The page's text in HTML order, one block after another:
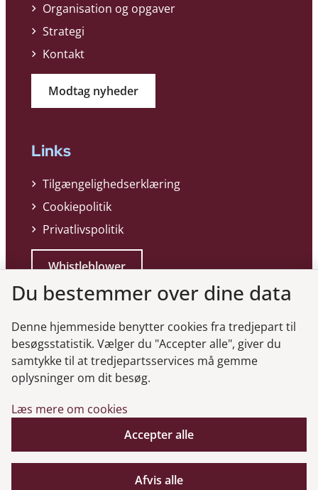
Organisation og opgaver
Strategi
Kontakt
Modtag nyheder
Links
Tilgængelighedserklæring
Cookiepolitik
Privatlivspolitik
Whistleblower
Genveje
Gå til virksomhedsregisteret
Gå til selskabsmeddelelser
Du bestemmer over dine data
Denne hjemmeside benytter cookies fra tredjepart til
besøgsstatistik. Vælger du "Accepter alle", giver du
samtykke til at tredjepartsservices må gemme
oplysninger om dit besøg.
Læs mere om cookies
Accepter alle
Afvis alle